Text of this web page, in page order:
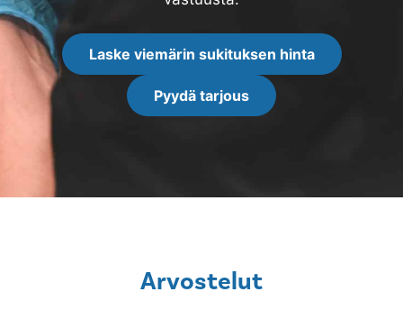
Laske viemärin sukituksen hinta
Pyydä tarjous
Arvostelut